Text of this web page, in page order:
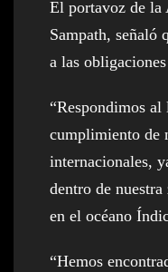
El portavoz de la
Sampath, señaló
a las
“Respondimos
cumplimiento de
internacionales,
dentro de nuestra
en el océano
“Hemos